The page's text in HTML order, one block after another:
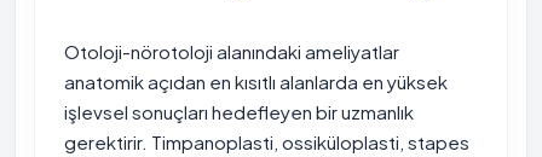
Otoloji-nörotoloji alanındaki ameliyatlar
anatomik açıdan en kısıtlı alanlarda en yüksek
işlevsel sonuçları hedefleyen bir uzmanlık
gerektirir. Timpanoplasti, ossiküloplasti, stapes